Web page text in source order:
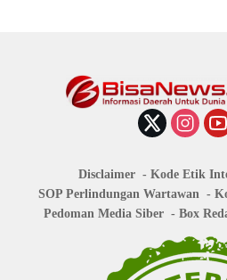
Disclaimer
Kode Etik
SOP Perlindungan Wartawan
Pedoman Media Siber
Box